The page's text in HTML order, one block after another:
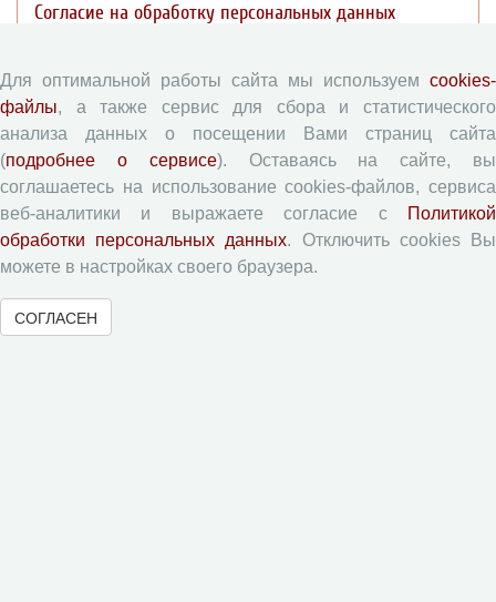
Согласие на обработку персональных данных
Приватность
Рецензентам
Памятка рецензенту
Форма рецензии
Журналы ВолНЦ РАН
Для оптимальной работы сайта мы используем cookies-
файлы, а также сервис для сбора и статистического
анализа данных о посещении Вами страниц сайта
(подробнее о сервисе). Оставаясь на сайте, вы
соглашаетесь на использование cookies-файлов, сервиса
веб-аналитики и выражаете согласие с
Политикой
обработки персональных данных. Отключить cookies Вы
можете в настройках своего браузера.
СОГЛАСЕН